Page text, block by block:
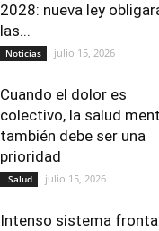
2028: nueva ley
las...
Noticias julio 15, 2026
Cuando el dolor es
colectivo, la salud
también debe ser una
prioridad
Salud julio 15, 2026
Intenso sistema